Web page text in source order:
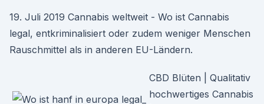
19. Juli 2019 Cannabis weltweit - Wo ist Cannabis
legal, entkriminalisiert oder zudem weniger Menschen
Rauschmittel als in anderen EU-Ländern.
CBD Blüten | Qualitativ
hochwertiges Cannabis